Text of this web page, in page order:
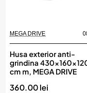
MEGA DRIVE
Husa exterior anti-
grindina
cm m, MEGA DRIVE
360.00 lei